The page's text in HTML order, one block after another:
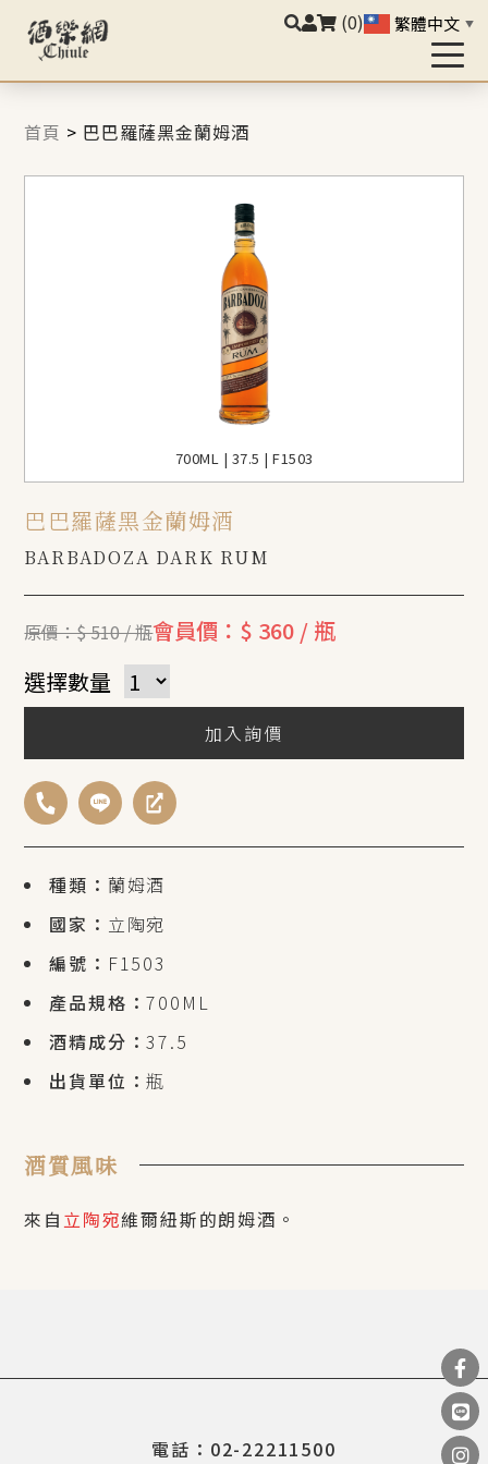
(0) 繁體中文 ▼
首頁 > 巴巴羅薩黑金蘭姆酒
700ML | 37.5 | F1503
巴巴羅薩黑金蘭姆酒
BARBADOZA DARK RUM
種類： 蘭姆酒
國家： 立陶宛
編號： F1503
產品規格：700ML
酒精成分：37.5
出貨單位：瓶
原價：$ 510 / 瓶會員價：$ 360 / 瓶
選擇數量
加入詢價
酒質風味
來自 立陶宛維爾紐斯的朗姆酒。
電話：02-22211500